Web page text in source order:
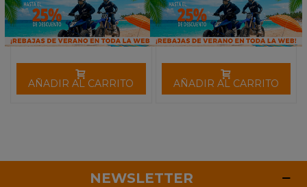
AÑADIR AL CARRITO AÑADIR AL CARRITO
NEWSLETTER